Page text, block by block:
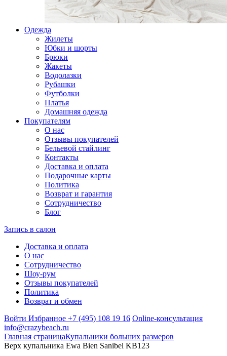
Одежда
Жилеты
Юбки и шорты
Брюки
Жакеты
Водолазки
Рубашки
Футболки
Платья
Домашняя одежда
Покупателям
О нас
Отзывы покупателей
Бельевой стайлинг
Контакты
Доставка и оплата
Подарочные карты
Политика
Возврат и гарантия
Сотрудничество
Блог
Запись в салон
Доставка и оплата
О нас
Сотрудничество
Шоу-рум
Отзывы покупателей
Политика
Возврат и обмен
Войти Избранное +7 (495) 108 19 16 Online-консультация
info@crazybeach.ru
Главная страницаКупальники больших размеров
Верх купальника Ewa Bien Sanibel KB123